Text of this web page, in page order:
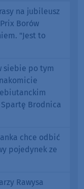
na jubileusz
Borów
"Jest to
siebie po tym
Brodnica
chce odbić
pojedynek ze
Rawysa